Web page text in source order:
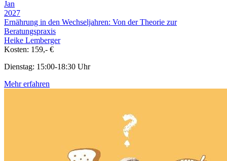
Jan
2027
Ernährung in den Wechseljahren: Von der Theorie zur
Beratungspraxis
Heike Lemberger
Kosten: 159,- €
Dienstag: 15:00-18:30 Uhr
Mehr erfahren